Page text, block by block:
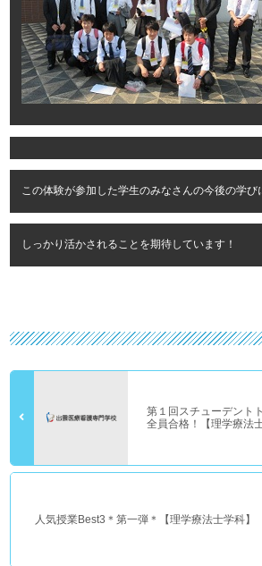
この体験が参加した学生のみなさんの今後の学び
しっかり活かされることを期待しています！
第１回スチューデント
全員合格！【理学療法
人気授業Best3＊第一弾＊【理学療法士学科】